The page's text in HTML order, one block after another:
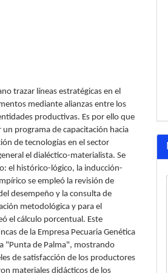
trazar líneas estratégicas en el
mediante alianzas entre los
productivas. Es por ello que
programa de capacitación hacia
de tecnologías en el sector
el dialéctico-materialista. Se
el histórico-lógico, la inducción-
se empleó la revisión de
desempeño y la consulta de
metodológica y para el
el cálculo porcentual. Este
de la Empresa Pecuaria Genética
"Punta de Palma", mostrando
de satisfacción de los productores
materiales didácticos de los